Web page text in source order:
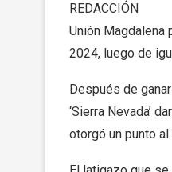
REDACCIÓN
Unión
2024, luego de
Después de
‘Sierra Nevada’
otorgó un punto al